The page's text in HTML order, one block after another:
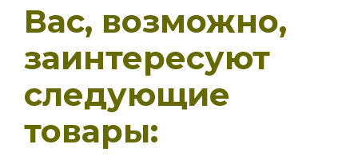
Вас, возможно,
заинтересуют
следующие
товары: